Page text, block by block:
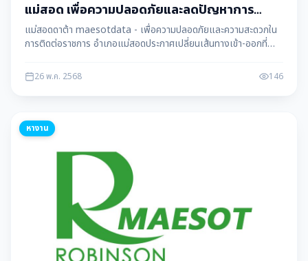
แม่สอด เพื่อความปลอดภัยและลดปัญหาการ
จราจร
แม่สอดดาต้า maesotdata - เพื่อความปลอดภัยและความสะดวกใน
การติดต่อราชการ อำเภอแม่สอดประกาศเปลี่ยนเส้นทางเข้า-ออกที่
ทางออกอยู่ด้านโรงเรียนสรรพวิทยาคม มีผลบังคับใช้ทันที
26 พ.ค. 2568 146
หางาน